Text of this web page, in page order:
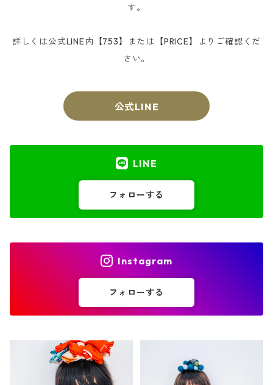
す。
詳しくは公式LINE内【753】または【PRICE】よりご確認くだ
さい。
公式LINE
LINE
フォローする
Instagram
フォローする